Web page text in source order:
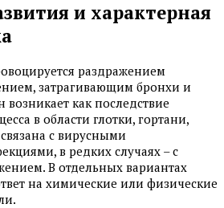
и характерная
раздражением
затрагивающим бронхи и
как последствие
в области глотки, гортани,
с вирусными
в редких случаях – с
В отдельных вариантах
на химические или физические